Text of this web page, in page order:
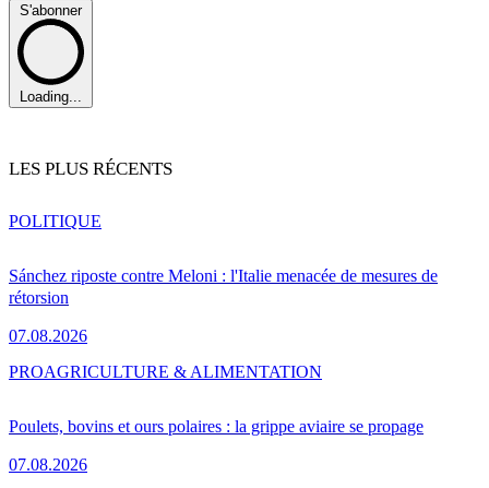
S'abonner
Loading...
LES PLUS RÉCENTS
Sánchez riposte contre Meloni : l'Italie menacée de mesures de
rétorsion
07.08.2026
POLITIQUE
Poulets, bovins et ours polaires : la grippe aviaire se propage
07.08.2026
PROAGRICULTURE & ALIMENTATION